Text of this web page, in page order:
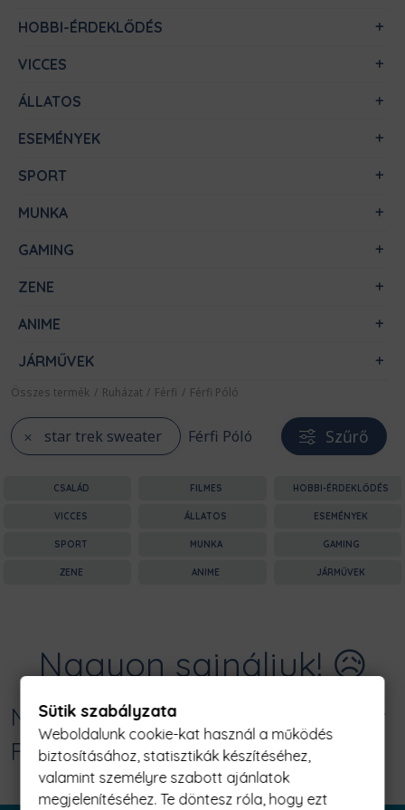
HOBBI-ÉRDEKLŐDÉS
VICCES
ÁLLATOS
ESEMÉNYEK
SPORT
MUNKA
GAMING
ZENE
ANIME
JÁRMŰVEK
Összes termék / Ruházat / Férfi / Férfi Póló
star trek sweater Férfi Póló Szűrő
CSALÁD FILMES HOBBI-ÉRDEKLŐDÉS
VICCES ÁLLATOS ESEMÉNYEK
SPORT MUNKA GAMING
ZENE ANIME JÁRMŰVEK
Nagyon sajnáljuk! 😥
Nincs találat erre: "star trek sweater
Férfi Póló"
Sütik szabályzata
Weboldalunk cookie-kat használ a működés
biztosításához, statisztikák készítéséhez,
valamint személyre szabott ajánlatok
megjelenítéséhez. Te döntesz róla, hogy ezt